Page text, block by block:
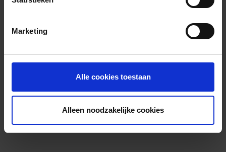
Marketing
Alle cookies toestaan
Alleen noodzakelijke cookies